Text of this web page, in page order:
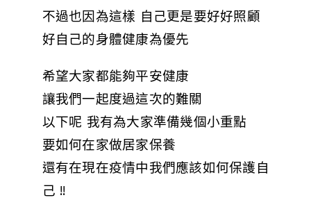
不過也因為這樣 自己更是要好好照顧
好自己的身體健康為優先
希望大家都能夠平安健康
讓我們一起度過這次的難關
以下呢 我有為大家準備幾個小重點
要如何在家做居家保養
還有在現在疫情中我們應該如何保護自
己 !!